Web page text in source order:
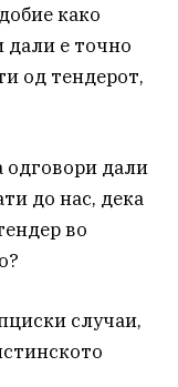
како
дали е точно
од тендерот,
одговори дали
до нас, дека
во
случаи,